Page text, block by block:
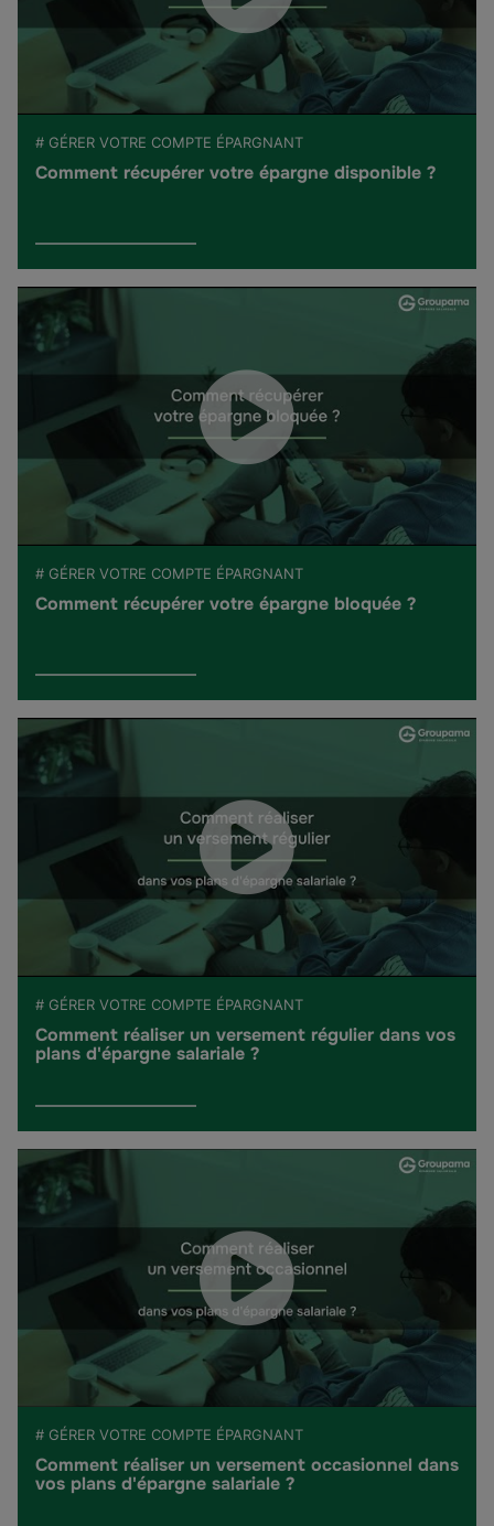
# GÉRER VOTRE COMPTE ÉPARGNANT
Comment récupérer votre épargne disponible ?
# GÉRER VOTRE COMPTE ÉPARGNANT
Comment récupérer votre épargne bloquée ?
# GÉRER VOTRE COMPTE ÉPARGNANT
Comment réaliser un versement régulier dans vos
plans d'épargne salariale ?
# GÉRER VOTRE COMPTE ÉPARGNANT
Comment réaliser un versement occasionnel dans
vos plans d'épargne salariale ?